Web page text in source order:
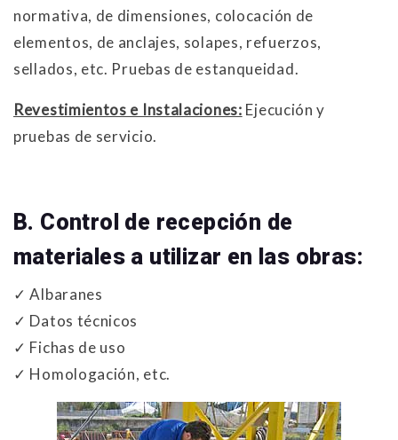
normativa, de dimensiones, colocación de
elementos, de anclajes, solapes, refuerzos,
sellados, etc. Pruebas de estanqueidad.
Revestimientos e Instalaciones: Ejecución y
pruebas de servicio.
B. Control de recepción de
materiales a utilizar en las obras:
✓ Albaranes
✓ Datos técnicos
✓ Fichas de uso
✓ Homologación, etc.